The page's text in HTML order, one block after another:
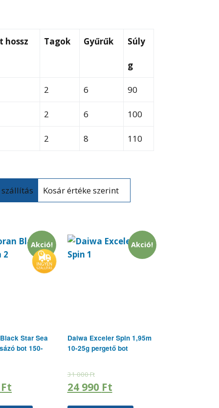
hossz Tagok Gyűrűk Súly
g
2 6 90
2 6 100
2 8 110
Kosár értéke szerint
Akció!
Star Sea
bot 150-
Ft
Akció!
Daiwa Exceler Spin 1,95m
10-25g pergető bot
31 000Ft
24 990 Ft